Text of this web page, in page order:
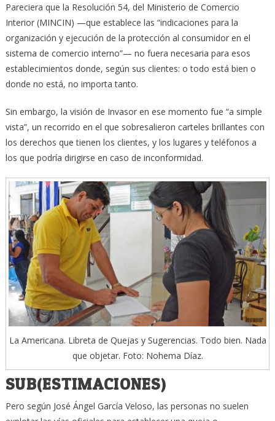
Pareciera que la Resolución 54, del Ministerio de Comercio
Interior (MINCIN) —que establece las “indicaciones para la
organización y ejecución de la protección al consumidor en el
sistema de comercio interno”— no fuera necesaria para esos
establecimientos donde, según sus clientes: o todo está bien o
donde no está, no importa tanto.
Sin embargo, la visión de Invasor en ese momento fue “a simple
vista”, un recorrido en el que sobresalieron carteles brillantes con
los derechos que tienen los clientes, y los lugares y teléfonos a
los que podría dirigirse en caso de inconformidad.
La Americana. Libreta de Quejas y Sugerencias. Todo bien. Nada
que objetar. Foto: Nohema Díaz.
SUB(ESTIMACIONES)
Pero según José Ángel García Veloso, las personas no suelen